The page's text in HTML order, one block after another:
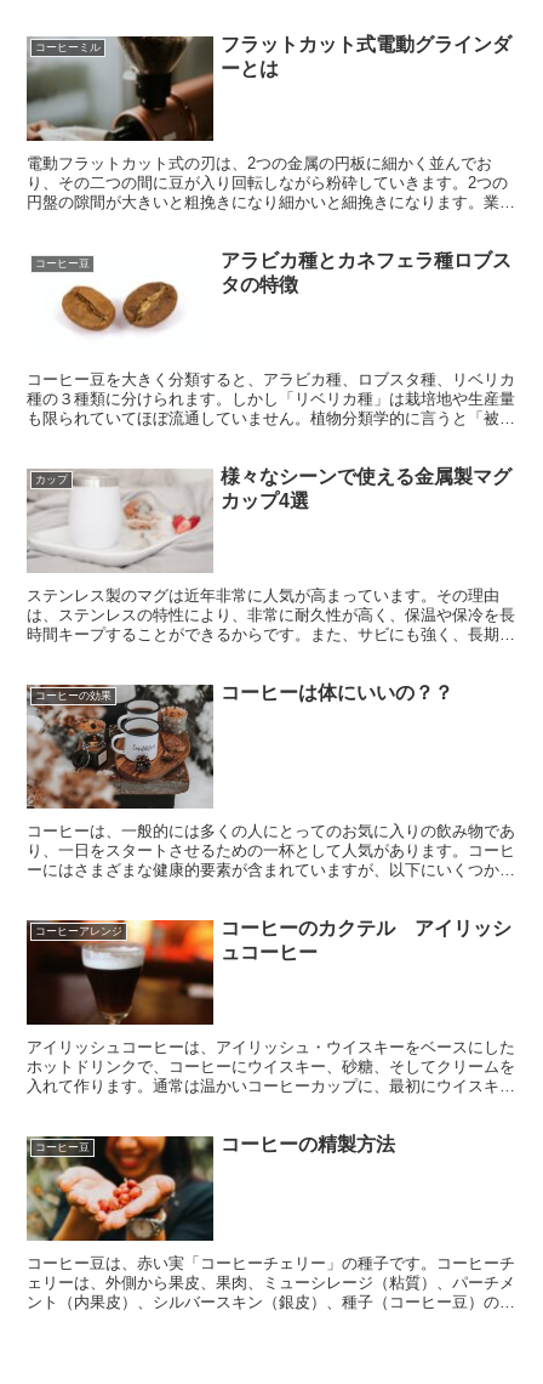
コーヒーミル
フラットカット式電動グラインダ
ーとは
電動フラットカット式の刃は、2つの金属の円板に細かく並んでお
り、その二つの間に豆が入り回転しながら粉砕していきます。2つの
円盤の隙間が大きいと粗挽きになり細かいと細挽きになります。業務
コーヒー豆
アラビカ種とカネフェラ種ロブス
タの特徴
コーヒー豆を大きく分類すると、アラビカ種、ロブスタ種、リベリカ
種の３種類に分けられます。しかし「リベリカ種」は栽培地や生産量
も限られていてほぼ流通していません。植物分類学的に言うと「被子
です。
カップ
様々なシーンで使える金属製マグ
カップ4選
ステンレス製のマグは近年非常に人気が高まっています。その理由
は、ステンレスの特性により、非常に耐久性が高く、保温や保冷を長
時間キープすることができるからです。また、サビにも強く、長期間
こと間違いなし！保冷・保温性能を求めるなら、ステンレス製のマグ
はおすすめのアイテムです。
コーヒーの効果 コーヒーは体にいいの？？
コーヒーは、一般的には多くの人にとってのお気に入りの飲み物であ
り、一日をスタートさせるための一杯として人気があります。コーヒ
ーにはさまざまな健康的要素が含まれていますが、以下にいくつかの
コーヒーアレンジ
コーヒーのカクテル アイリッシ
ュコーヒー
アイリッシュコーヒーは、アイリッシュ・ウイスキーをベースにした
ホットドリンクで、コーヒーにウイスキー、砂糖、そしてクリームを
入れて作ります。通常は温かいコーヒーカップに、最初にウイスキー
きます。
コーヒー豆 コーヒーの精製方法
コーヒー豆は、赤い実「コーヒーチェリー」の種子です。コーヒーチ
ェリーは、外側から果皮、果肉、ミューシレージ（粘質）、パーチメ
ント（内果皮）、シルバースキン（銀皮）、種子（コーヒー豆）の構